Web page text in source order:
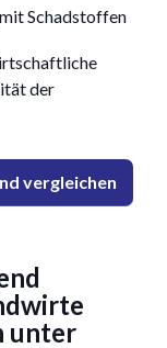
Schadstoffen
der
vergleichen
unter